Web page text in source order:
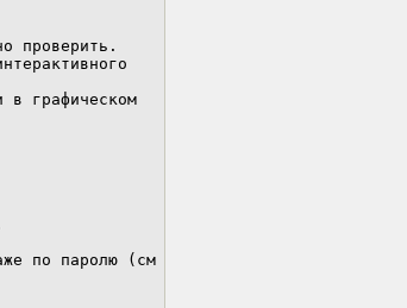
проверить.
графическом